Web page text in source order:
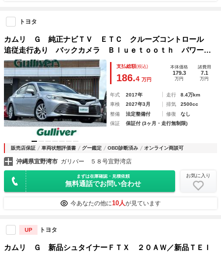
トヨタ
カムリ Ｇ 純正ナビＴＶ ＥＴＣ クルーズコントロール
追従走行あり バックカメラ Ｂｌｕｅｔｏｏｔｈ パワーシ
ート オートライトオートマチックハイビーム 衝突被害軽減
システム ドライブモードセレクト エアコン
支払総額(税込)
186.4 万円
本体価格
179.3
万円
諸費用
7.1
万円
年式 2017年 走行
8.4万km
車検
2027年3月 排気
2500cc
整備
法定整備付 修復
なし
保証
保証付 (3ヶ月・走行無制限)
販売店保証 車両状態評価書 グー鑑定 OBD診断済み オンライン商談可
沖縄県宜野湾市 ガリバー ５８号宜野湾店
まずは在庫確認・見積依頼
無料通話でお問い合わせ
お気に入り
今あなたの他に10人が見ています
UP トヨタ
カムリ Ｇ 新品シュタイナーＦＴＸ ２０ＡＷ／新品ＴＥＩ